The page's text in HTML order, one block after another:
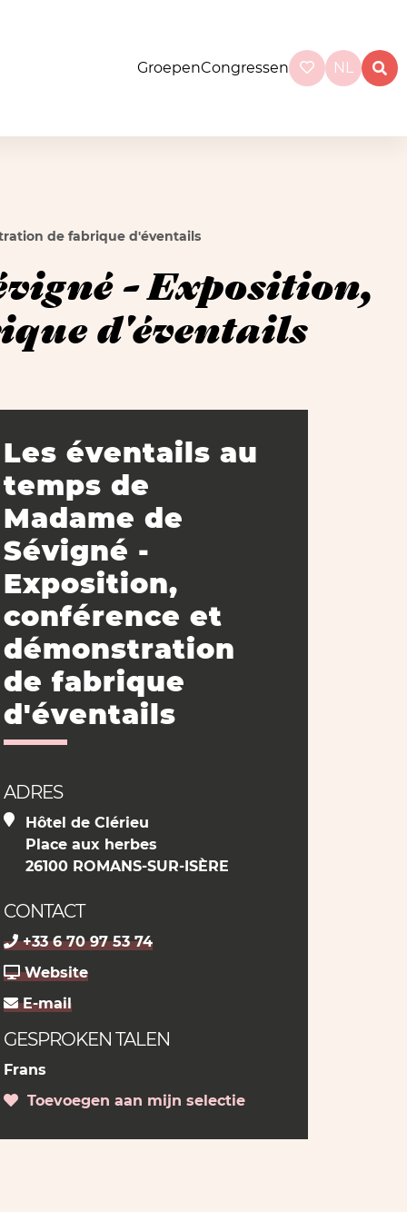
GroepenCongressen NL
de fabrique d'éventails
- Exposition,
d'éventails
Les éventails au
temps de
Madame de
Sévigné -
Exposition,
conférence et
démonstration
de fabrique
d'éventails
ADRES
Hôtel de Clérieu
Place aux herbes
26100 ROMANS-SUR-ISÈRE
CONTACT
+33 6 70 97 53 74
Website
E-mail
GESPROKEN TALEN
Frans
Toevoegen aan mijn selectie